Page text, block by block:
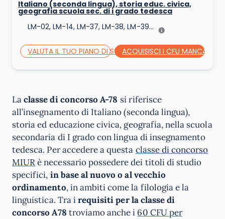
Italiano (seconda lingua), storia educ. civica,
geografia scuola sec. di i grado tedesca
LM-02, LM-14, LM-37, LM-38, LM-39...
VALUTA IL TUO PIANO DI STUDIACQUISISCI I CFU MANCANTI
Laclasse di concorso A-78 si riferisce
all’insegnamento di Italiano (seconda lingua),
storia ed educazione civica, geografia, nella scuola
secondaria di I grado con lingua di insegnamento
tedesca. Per accedere a questa classe di concorso
MIURè necessario possedere dei titoli di studio
specifici, in base al nuovo o al vecchio
ordinamento, in ambiti come la filologia e la
linguistica. Tra irequisiti per la classe di
concorso A78 troviamo anche i 60 CFU per